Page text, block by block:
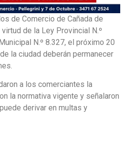
de Comercio de Cañada de
de la Ley Provincial N.º
N.º 8.327, el próximo 20
la ciudad deberán permanecer
a los comerciantes la
la normativa vigente y señalaron
derivar en multas y